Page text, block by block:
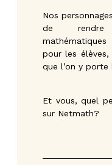
Nos
de rendre
pour les
que l’on y porte
Et vous, quel
sur Netmath?